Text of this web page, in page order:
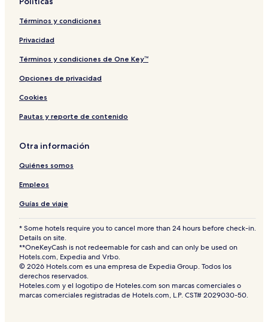
Términos y condiciones
Privacidad
Términos y condiciones de One Key™
Opciones de privacidad
Cookies
Pautas y reporte de contenido
Otra información
Quiénes somos
Empleos
Guías de viaje
* Some hotels require you to cancel more than 24 hours before check-in.
Details on site.
**OneKeyCash is not redeemable for cash and can only be used on
Hotels.com, Expedia and Vrbo.
© 2026 Hotels.com es una empresa de Expedia Group. Todos los
derechos reservados.
Hoteles.com y el logotipo de Hoteles.com son marcas comerciales o
marcas comerciales registradas de Hotels.com, L.P. CST# 2029030-50.